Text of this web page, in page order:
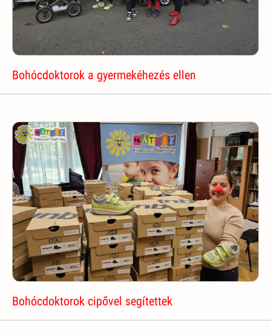
Bohócdoktorok a gyermekéhezés ellen
Bohócdoktorok cipővel segítettek